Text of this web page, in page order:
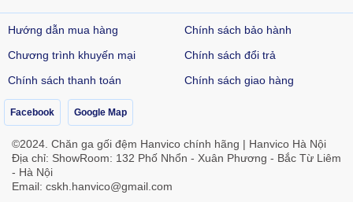
Hướng dẫn mua hàng
Chính sách bảo hành
Chương trình khuyến mại
Chính sách đổi trả
Chính sách thanh toán
Chính sách giao hàng
Facebook Google Map
©2024. Chăn ga gối đệm Hanvico chính hãng | Hanvico Hà Nội
Địa chỉ: ShowRoom: 132 Phố Nhổn - Xuân Phương - Bắc Từ Liêm
- Hà Nội
Email: cskh.hanvico@gmail.com